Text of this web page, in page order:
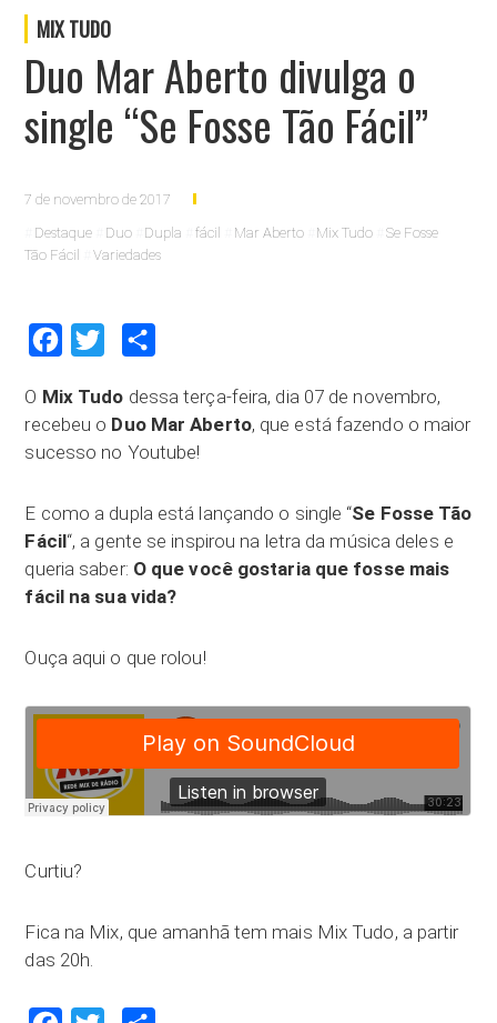
MIX TUDO
Duo Mar Aberto divulga o
single “Se Fosse Tão Fácil”
7 de novembro de 2017
Destaque
Duo Dupla fácil Mar Aberto Mix Tudo
Se Fosse
Tão Fácil
Variedades
Facebook Twitter
O Mix Tudo dessa terça-feira, dia 07 de novembro,
recebeu o Duo Mar Aberto, que está fazendo o maior
sucesso no Youtube!
E como a dupla está lançando o single “Se Fosse Tão
Fácil“, a gente se inspirou na letra da música deles e
queria saber: O que você gostaria que fosse mais
fácil na sua vida?
Ouça aqui o que rolou!
Curtiu?
Fica na Mix, que amanhã tem mais Mix Tudo, a partir
das 20h.